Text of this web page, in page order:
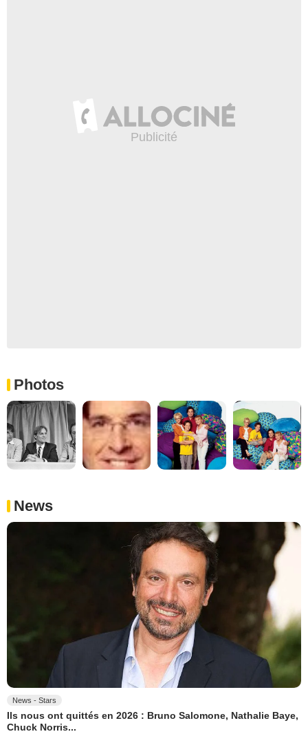
Photos
News
News - Stars
Ils nous ont quittés en 2026 : Bruno Salomone, Nathalie Baye,
Chuck Norris...